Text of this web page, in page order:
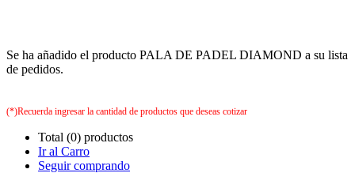
Se ha añadido el producto PALA DE PADEL DIAMOND a su lista
de pedidos.
(*)Recuerda ingresar la cantidad de productos que deseas cotizar
Total (0) productos
Ir al Carro
Seguir comprando